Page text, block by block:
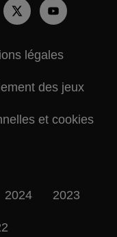
légales
des jeux
et cookies
2024 2023